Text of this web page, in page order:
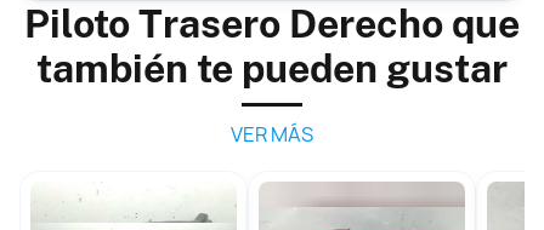
Piloto Trasero Derecho que
también te pueden gustar
VER MÁS